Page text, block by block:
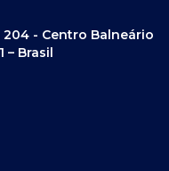
204 - Centro Balneário
– Brasil